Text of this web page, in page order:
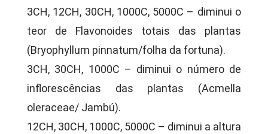
3CH, 12CH, 30CH, 1000C, 5000C – diminui o
teor de Flavonoides totais das plantas
(Bryophyllum pinnatum/folha da fortuna).
3CH, 30CH, 1000C – diminui o número de
inflorescências das plantas (Acmella
oleraceae/ Jambú).
12CH, 30CH, 1000C, 5000C – diminui a altura